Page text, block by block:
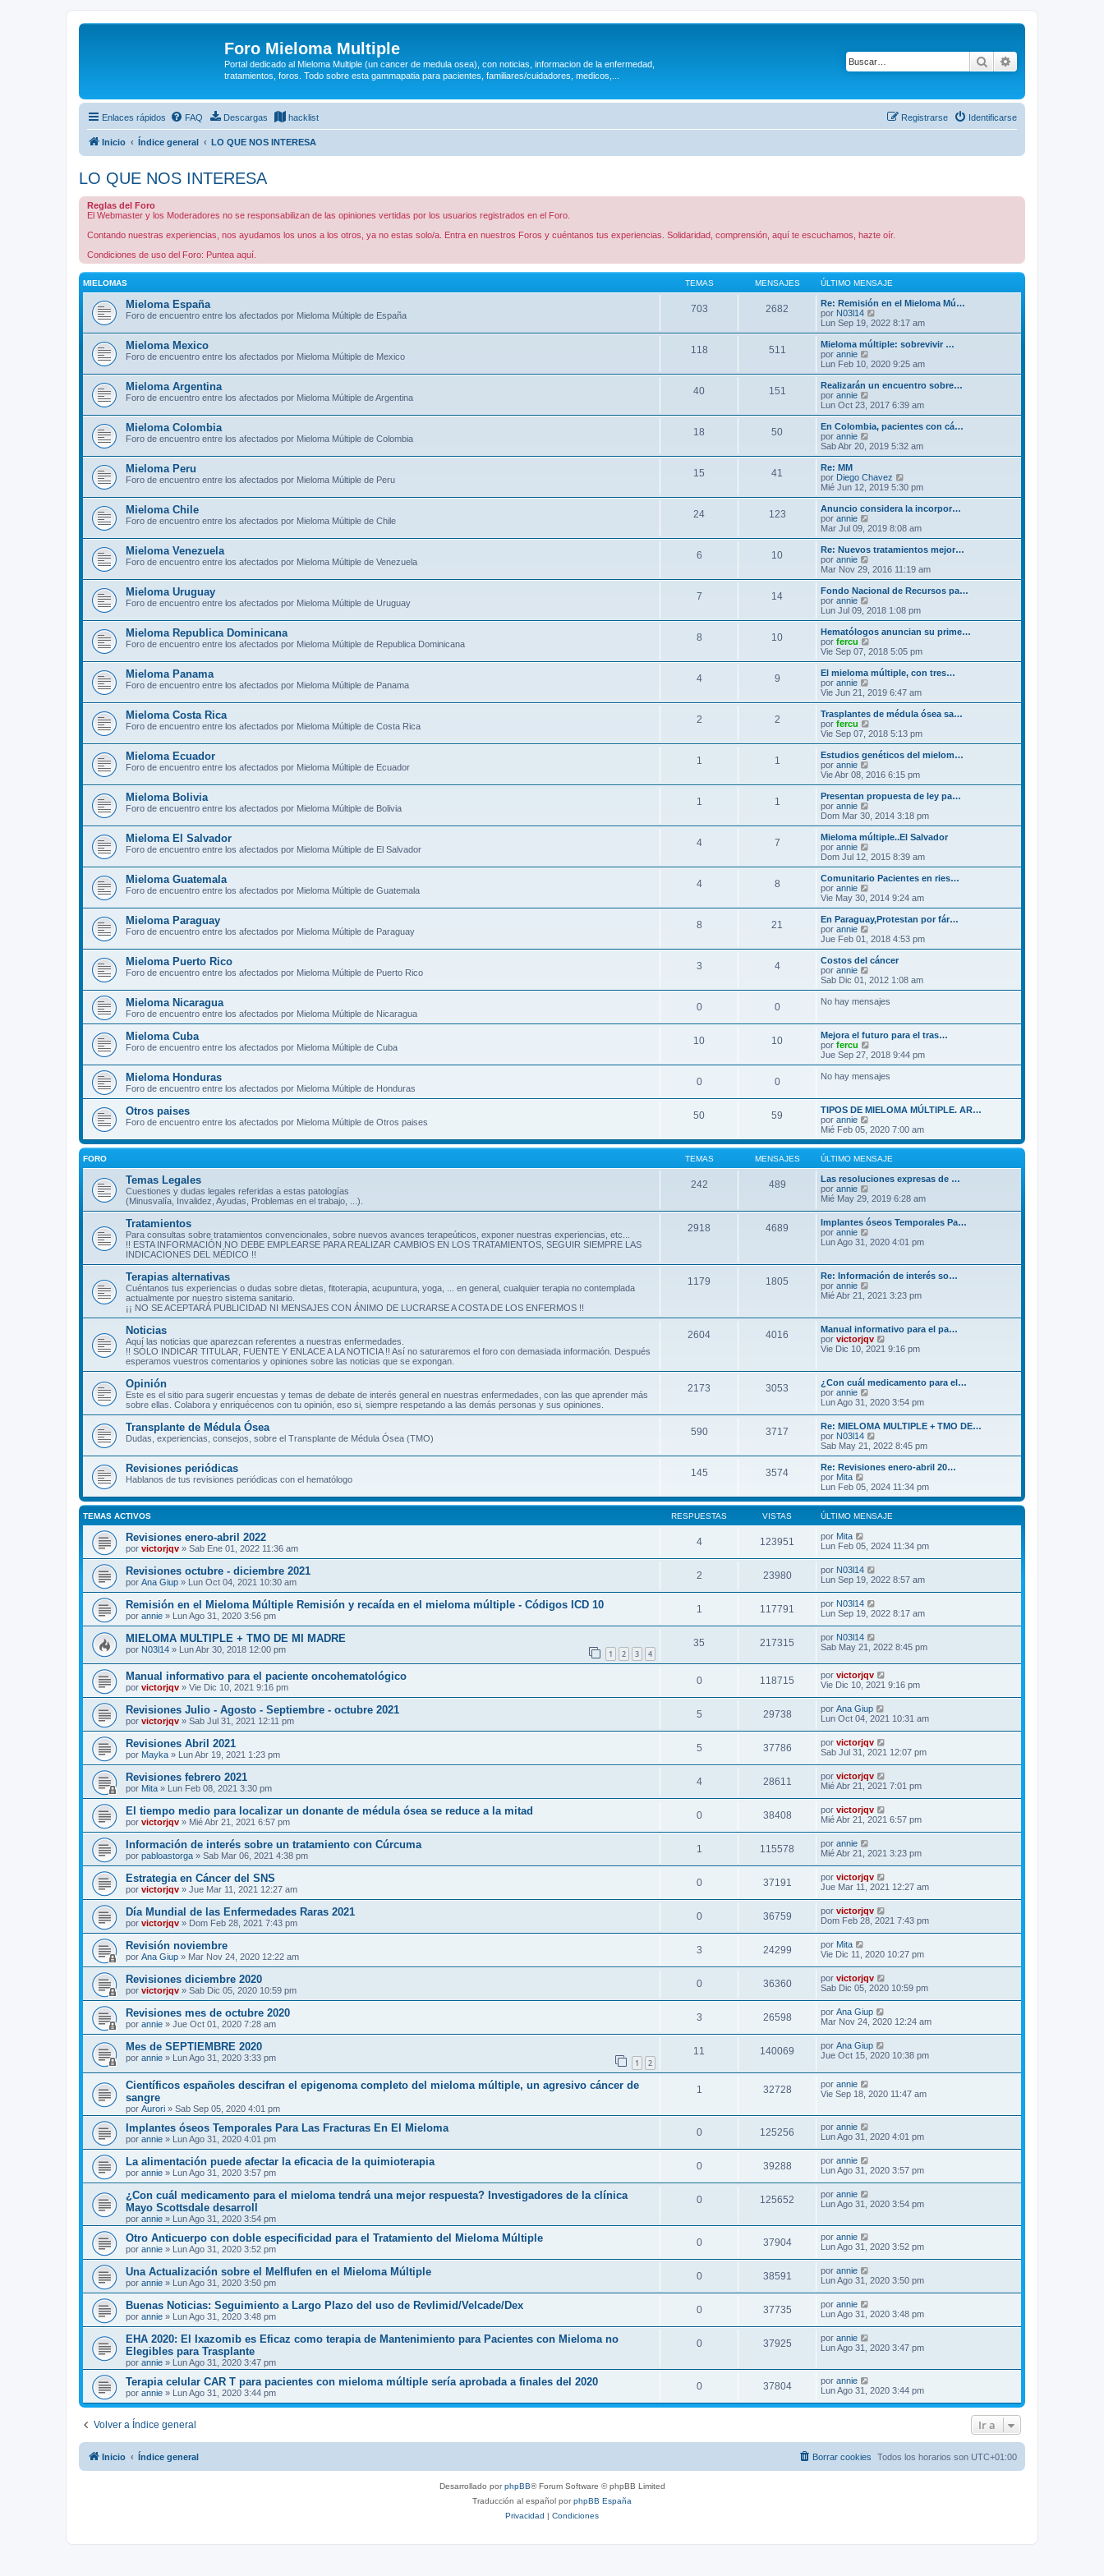
Foro Mieloma Multiple
Portal dedicado al Mieloma Multiple (un cancer de medula osea), con noticias, informacion de la enfermedad,
tratamientos, foros. Todo sobre esta gammapatia para pacientes, familiares/cuidadores, medicos,...
Buscar
Enlaces rápidos FAQ Descargas hacklist Identificarse
Registrarse
Inicio Índice general LO QUE NOS INTERESA
LO QUE NOS INTERESA
Reglas del Foro
El Webmaster y los Moderadores no se responsabilizan de las opiniones vertidas por los usuarios registrados en el Foro.
Contando nuestras experiencias, nos ayudamos los unos a los otros, ya no estas solo/a. Entra en nuestros Foros y cuéntanos tus experiencias. Solidaridad, comprensión, aquí te escuchamos, hazte oír.
Condiciones de uso del Foro: Puntea aquí.
MIELOMAS TEMAS MENSAJES ÚLTIMO MENSAJE
Mieloma España
Foro de encuentro entre los afectados por Mieloma Múltiple de España
703 2682
Re: Remisión en el Mieloma Mú…
por N03l14
e
r
ú
t
o
m
e
s
j
e
Lun Sep 19, 2022 8:17 am
Mieloma Mexico
Foro de encuentro entre los afectados por Mieloma Múltiple de Mexico
118 511
Mieloma múltiple: sobrevivir …
por annie
e
r
ú
t
m
o
m
e
a
j
e
Lun Feb 10, 2020 9:25 am
Mieloma Argentina
Foro de encuentro entre los afectados por Mieloma Múltiple de Argentina
40 151
Realizarán un encuentro sobre…
por annie
e
r
ú
t
o
m
e
s
j
e
Lun Oct 23, 2017 6:39 am
Mieloma Colombia
Foro de encuentro entre los afectados por Mieloma Múltiple de Colombia
18 50
En Colombia, pacientes con cá…
por annie
e
r
l
t
o
m
e
s
e
Sab Abr 20, 2019 5:32 am
Mieloma Peru
Foro de encuentro entre los afectados por Mieloma Múltiple de Peru
15 41
Re: MM
por Diego Chavez
e
r
ú
t
o
m
e
s
j
e
Mié Jun 12, 2019 5:30 pm
Mieloma Chile
Foro de encuentro entre los afectados por Mieloma Múltiple de Chile
24 123
Anuncio considera la incorpor…
por annie
e
r
ú
m
o
m
e
s
j
e
Mar Jul 09, 2019 8:08 am
Mieloma Venezuela
Foro de encuentro entre los afectados por Mieloma Múltiple de Venezuela
6 10
Re: Nuevos tratamientos mejor…
por annie
e
r
ú
t
o
m
e
s
j
e
Mar Nov 29, 2016 11:19 am
Mieloma Uruguay
Foro de encuentro entre los afectados por Mieloma Múltiple de Uruguay
7 14
Fondo Nacional de Recursos pa…
por annie
e
r
ú
t
o
m
e
s
j
e
Lun Jul 09, 2018 1:08 pm
Mieloma Republica Dominicana
Foro de encuentro entre los afectados por Mieloma Múltiple de Republica Dominicana
8 10
Hematólogos anuncian su prime…
por fercu
e
r
ú
t
m
o
m
e
s
j
e
Vie Sep 07, 2018 5:05 pm
Mieloma Panama
Foro de encuentro entre los afectados por Mieloma Múltiple de Panama
4 9
El mieloma múltiple, con tres…
por annie
e
r
ú
t
o
m
e
s
j
e
Vie Jun 21, 2019 6:47 am
Mieloma Costa Rica
Foro de encuentro entre los afectados por Mieloma Múltiple de Costa Rica
2 2
Trasplantes de médula ósea sa…
por fercu
e
r
ú
t
o
m
e
n
s
j
e
Vie Sep 07, 2018 5:13 pm
Mieloma Ecuador
Foro de encuentro entre los afectados por Mieloma Múltiple de Ecuador
1 1
Estudios genéticos del mielom…
por annie
e
r
ú
t
i
m
o
m
e
s
j
e
Vie Abr 08, 2016 6:15 pm
Mieloma Bolivia
Foro de encuentro entre los afectados por Mieloma Múltiple de Bolivia
1 1
Presentan propuesta de ley pa…
por annie
e
r
ú
t
o
m
e
s
j
e
Dom Mar 30, 2014 3:18 pm
Mieloma El Salvador
Foro de encuentro entre los afectados por Mieloma Múltiple de El Salvador
4 7
Mieloma múltiple..El Salvador
por annie
e
r
ú
t
m
o
m
e
s
j
e
Dom Jul 12, 2015 8:39 am
Mieloma Guatemala
Foro de encuentro entre los afectados por Mieloma Múltiple de Guatemala
4 8
Comunitario Pacientes en ries…
por annie
e
r
ú
l
t
m
o
m
e
s
j
e
Vie May 30, 2014 9:24 am
Mieloma Paraguay
Foro de encuentro entre los afectados por Mieloma Múltiple de Paraguay
8 21
En Paraguay,Protestan por fár…
por annie
e
r
ú
t
o
e
n
a
j
e
Jue Feb 01, 2018 4:53 pm
Mieloma Puerto Rico
Foro de encuentro entre los afectados por Mieloma Múltiple de Puerto Rico
3 4
Costos del cáncer
por annie
e
r
ú
m
m
e
n
a
j
Sab Dic 01, 2012 1:08 am
Mieloma Nicaragua
Foro de encuentro entre los afectados por Mieloma Múltiple de Nicaragua
0 0 No hay mensajes
Mieloma Cuba
Foro de encuentro entre los afectados por Mieloma Múltiple de Cuba
10 10
Mejora el futuro para el tras…
por fercu
e
r
ú
m
m
e
n
s
a
j
Jue Sep 27, 2018 9:44 pm
Mieloma Honduras
Foro de encuentro entre los afectados por Mieloma Múltiple de Honduras
0 0 No hay mensajes
Otros paises
Foro de encuentro entre los afectados por Mieloma Múltiple de Otros paises
50 59
TIPOS DE MIELOMA MÚLTIPLE. AR…
por annie
e
r
ú
l
t
i
o
e
n
s
a
e
Mié Feb 05, 2020 7:00 am
FORO TEMAS MENSAJES ÚLTIMO MENSAJE
Temas Legales
Cuestiones y dudas legales referidas a estas patologías
(Minusvalía, Invalidez, Ayudas, Problemas en el trabajo, ...).
242 489
Las resoluciones expresas de …
por annie
e
ú
l
t
i
o
m
n
a
j
e
Mié May 29, 2019 6:28 am
Tratamientos
Para consultas sobre tratamientos convencionales, sobre nuevos avances terapeúticos, exponer nuestras experiencias, etc...
!! ESTA INFORMACIÓN NO DEBE EMPLEARSE PARA REALIZAR CAMBIOS EN LOS TRATAMIENTOS, SEGUIR SIEMPRE LAS
INDICACIONES DEL MÉDICO !!
2918 4689
Implantes óseos Temporales Pa…
por annie
e
t
i
m
m
e
n
s
j
e
Lun Ago 31, 2020 4:01 pm
Terapias alternativas
Cuéntanos tus experiencias o dudas sobre dietas, fitoterapia, acupuntura, yoga, ... en general, cualquier terapia no contemplada
actualmente por nuestro sistema sanitario.
¡¡ NO SE ACEPTARÁ PUBLICIDAD NI MENSAJES CON ÁNIMO DE LUCRARSE A COSTA DE LOS ENFERMOS !!
1179 1805
Re: Información de interés so…
por annie
e
t
i
m
m
e
s
a
j
e
Mié Abr 21, 2021 3:23 pm
Noticias
Aquí las noticias que aparezcan referentes a nuestras enfermedades.
!! SÓLO INDICAR TITULAR, FUENTE Y ENLACE A LA NOTICIA !! Así no saturaremos el foro con demasiada información. Después
esperamos vuestros comentarios y opiniones sobre las noticias que se expongan.
2604 4016
Manual informativo para el pa…
por victorjqv
e
l
t
i
m
o
m
n
s
a
e
Vie Dic 10, 2021 9:16 pm
Opinión
Este es el sitio para sugerir encuestas y temas de debate de interés general en nuestras enfermedades, con las que aprender más
sobre ellas. Colabora y enriquécenos con tu opinión, eso si, siempre respetando a las demás personas y sus opiniones.
2173 3053
¿Con cuál medicamento para el…
por annie
e
ú
l
t
i
o
e
n
s
a
Lun Ago 31, 2020 3:54 pm
Transplante de Médula Ósea
Dudas, experiencias, consejos, sobre el Transplante de Médula Ósea (TMO)
590 3717
Re: MIELOMA MULTIPLE + TMO DE…
por N03l14
e
r
ú
t
m
o
m
n
a
e
Sab May 21, 2022 8:45 pm
Revisiones periódicas
Hablanos de tus revisiones periódicas con el hematólogo
145 3574
Re: Revisiones enero-abril 20…
por Mita
e
r
ú
l
t
m
m
e
n
s
a
j
e
Lun Feb 05, 2024 11:34 pm
TEMAS ACTIVOS RESPUESTAS VISTAS ÚLTIMO MENSAJE
Revisiones enero-abril 2022
por victorjqv » Sab Ene 01, 2022 11:36 am
4 123951 por Mita
Lun Feb 05, 2024 11:34 pm
Revisiones octubre - diciembre 2021
por Ana Giup » Lun Oct 04, 2021 10:30 am
2 23980 por N03l14
Lun Sep 19, 2022 8:57 am
Remisión en el Mieloma Múltiple Remisión y recaída en el mieloma múltiple - Códigos ICD 10
por annie » Lun Ago 31, 2020 3:56 pm
1 117791 por N03l14
Lun Sep 19, 2022 8:17 am
MIELOMA MULTIPLE + TMO DE MI MADRE
por N03l14 » Lun Abr 30, 2018 12:00 pm 1 2 3 4
35 217315 por N03l14
Sab May 21, 2022 8:45 pm
Manual informativo para el paciente oncohematológico
por victorjqv » Vie Dic 10, 2021 9:16 pm
0 118715 por victorjqv
Vie Dic 10, 2021 9:16 pm
Revisiones Julio - Agosto - Septiembre - octubre 2021
por victorjqv » Sab Jul 31, 2021 12:11 pm
5 29738 por Ana Giup
Lun Oct 04, 2021 10:31 am
Revisiones Abril 2021
por Mayka » Lun Abr 19, 2021 1:23 pm
5 37786 por victorjqv
Sab Jul 31, 2021 12:07 pm
Revisiones febrero 2021
por Mita » Lun Feb 08, 2021 3:30 pm
4 28611 por victorjqv
Mié Abr 21, 2021 7:01 pm
El tiempo medio para localizar un donante de médula ósea se reduce a la mitad
por victorjqv » Mié Abr 21, 2021 6:57 pm
0 38408 por victorjqv
Mié Abr 21, 2021 6:57 pm
Información de interés sobre un tratamiento con Cúrcuma
por pabloastorga » Sab Mar 06, 2021 4:38 pm
1 115578 por annie
Mié Abr 21, 2021 3:23 pm
Estrategia en Cáncer del SNS
por victorjqv » Jue Mar 11, 2021 12:27 am
0 37191 por victorjqv
Jue Mar 11, 2021 12:27 am
Día Mundial de las Enfermedades Raras 2021
por victorjqv » Dom Feb 28, 2021 7:43 pm
0 36759 por victorjqv
Dom Feb 28, 2021 7:43 pm
Revisión noviembre
por Ana Giup » Mar Nov 24, 2020 12:22 am
3 24299 por Mita
Vie Dic 11, 2020 10:27 pm
Revisiones diciembre 2020
por victorjqv » Sab Dic 05, 2020 10:59 pm
0 36360 por victorjqv
Sab Dic 05, 2020 10:59 pm
Revisiones mes de octubre 2020
por annie » Jue Oct 01, 2020 7:28 am
3 26598 por Ana Giup
Mar Nov 24, 2020 12:24 am
Mes de SEPTIEMBRE 2020
por annie » Lun Ago 31, 2020 3:33 pm 1 2
11 140069 por Ana Giup
Jue Oct 15, 2020 10:38 pm
Científicos españoles descifran el epigenoma completo del mieloma múltiple, un agresivo cáncer de
sangre
por Aurori » Sab Sep 05, 2020 4:01 pm
1 32728 por annie
Vie Sep 18, 2020 11:47 am
Implantes óseos Temporales Para Las Fracturas En El Mieloma
por annie » Lun Ago 31, 2020 4:01 pm
0 125256 por annie
Lun Ago 31, 2020 4:01 pm
La alimentación puede afectar la eficacia de la quimioterapia
por annie » Lun Ago 31, 2020 3:57 pm
0 39288 por annie
Lun Ago 31, 2020 3:57 pm
¿Con cuál medicamento para el mieloma tendrá una mejor respuesta? Investigadores de la clínica
Mayo Scottsdale desarroll
por annie » Lun Ago 31, 2020 3:54 pm
0 125652 por annie
Lun Ago 31, 2020 3:54 pm
Otro Anticuerpo con doble especificidad para el Tratamiento del Mieloma Múltiple
por annie » Lun Ago 31, 2020 3:52 pm
0 37904 por annie
Lun Ago 31, 2020 3:52 pm
Una Actualización sobre el Melflufen en el Mieloma Múltiple
por annie » Lun Ago 31, 2020 3:50 pm
0 38591 por annie
Lun Ago 31, 2020 3:50 pm
Buenas Noticias: Seguimiento a Largo Plazo del uso de Revlimid/Velcade/Dex
por annie » Lun Ago 31, 2020 3:48 pm
0 37735 por annie
Lun Ago 31, 2020 3:48 pm
EHA 2020: El Ixazomib es Eficaz como terapia de Mantenimiento para Pacientes con Mieloma no
Elegibles para Trasplante
por annie » Lun Ago 31, 2020 3:47 pm
0 37925 por annie
Lun Ago 31, 2020 3:47 pm
Terapia celular CAR T para pacientes con mieloma múltiple sería aprobada a finales del 2020
por annie » Lun Ago 31, 2020 3:44 pm
0 37804 por annie
Lun Ago 31, 2020 3:44 pm
Volver a Índice general Ir a
Inicio Índice general Todos los horarios son UTC+01:00
Borrar cookies
Desarrollado porphpBB® Forum Software © phpBB Limited
Traducción al español porphpBB España
Privacidad | Condiciones